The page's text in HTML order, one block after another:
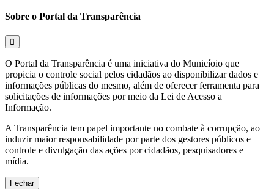
Sobre o Portal da Transparência
O Portal da Transparência é uma iniciativa do Municíoio que
propicia o controle social pelos cidadãos ao disponibilizar dados e
informações públicas do mesmo, além de oferecer ferramenta para
solicitações de informações por meio da Lei de Acesso a
Informação.
A Transparência tem papel importante no combate à corrupção, ao
induzir maior responsabilidade por parte dos gestores públicos e
controle e divulgação das ações por cidadãos, pesquisadores e
mídia.
Fechar